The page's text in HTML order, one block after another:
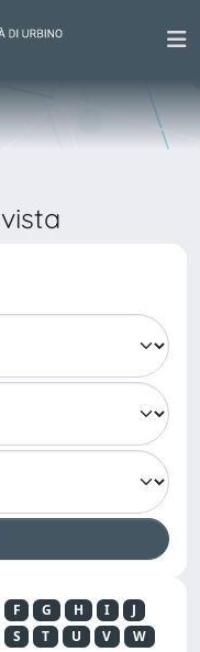
F G H I
J
S T U V
W